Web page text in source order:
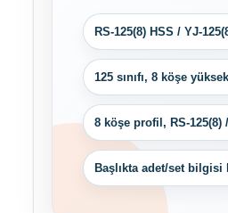
RS-125(8) HSS / YJ-
125 sınıfı, 8 köşe
8 köşe profil, RS-125(8)
Başlıkta adet/set